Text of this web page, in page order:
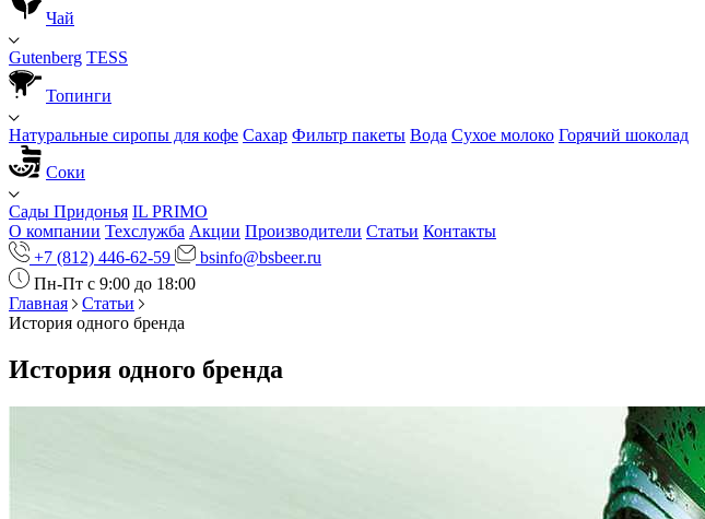
Чай
Gutenberg TESS
Топинги
Натуральные сиропы для кофе Сахар Фильтр пакеты Вода Сухое молоко Горячий шоколад
Соки
Сады Придонья IL PRIMO
О компании Техслужба Акции Производители Статьи Контакты
+7 (812) 446-62-59
bsinfo@bsbeer.ru
Пн-Пт с 9:00 до 18:00
Главная
Статьи
История одного бренда
История одного бренда